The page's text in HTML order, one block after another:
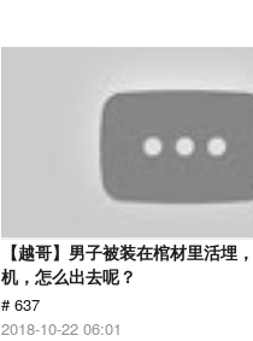
【越哥】男子被装在棺材里活埋
机，怎么出去呢？
# 637
2018-10-22 06:01